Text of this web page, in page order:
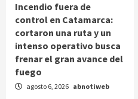
Incendio fuera de
control en Catamarca:
cortaron una ruta y un
intenso operativo busca
frenar el gran avance del
fuego
agosto 6, 2026 abnotiweb